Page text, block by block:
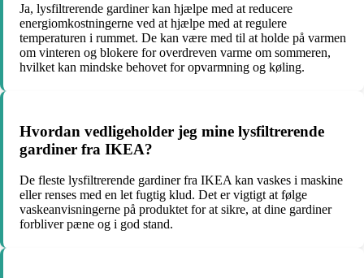
Ja, lysfiltrerende gardiner kan hjælpe med at reducere
energiomkostningerne ved at hjælpe med at regulere
temperaturen i rummet. De kan være med til at holde på varmen
om vinteren og blokere for overdreven varme om sommeren,
hvilket kan mindske behovet for opvarmning og køling.
Hvordan vedligeholder jeg mine lysfiltrerende
gardiner fra IKEA?
De fleste lysfiltrerende gardiner fra IKEA kan vaskes i maskine
eller renses med en let fugtig klud. Det er vigtigt at følge
vaskeanvisningerne på produktet for at sikre, at dine gardiner
forbliver pæne og i god stand.